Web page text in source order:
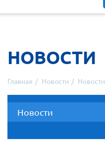
НОВОСТИ
Главная Новости Новости
Новости